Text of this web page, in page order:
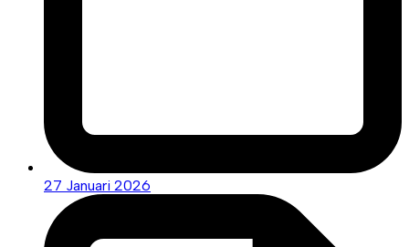
27 Januari 2026